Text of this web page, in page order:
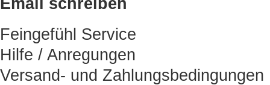
Email schreiben
Feingefühl Service
Hilfe / Anregungen
Versand- und Zahlungsbedingungen